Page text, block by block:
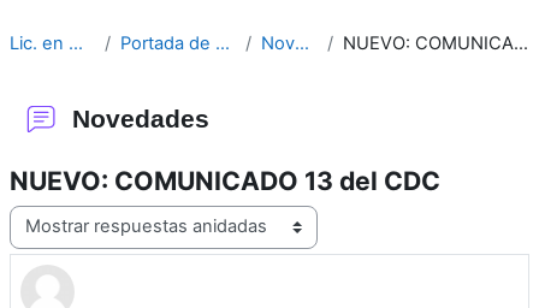
Lic. en Geología Portada de bienvenida Novedades NUEVO: COMUNICADO 13 del CDC
Novedades
NUEVO: COMUNICADO 13 del CDC
Mostrar modo